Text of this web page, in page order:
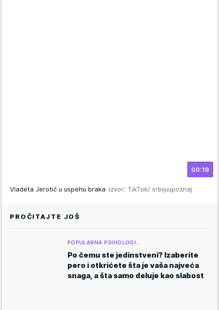
00:19
Vladeta Jerotić u uspehu braka Izvor: TikTok/ srbijuupoznaj
PROČITAJTE JOŠ
POPULARNA PSIHOLOGI…
Po čemu ste jedinstveni? Izaberite
pero i otkrićete šta je vaša najveća
snaga, a šta samo deluje kao slabost